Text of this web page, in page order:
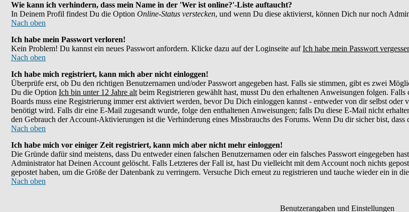
Wie kann ich verhindern, dass mein Name in der 'Wer ist online?'-Liste auftaucht?
In Deinem Profil findest Du die Option Online-Status verstecken, und wenn Du diese aktivierst, können Dich nur noch
Nach oben
Ich habe mein Passwort verloren!
Kein Problem! Du kannst ein neues Passwort anfordern. Klicke dazu auf der Loginseite aufIch habe mein Passwort
Nach oben
Ich habe mich registriert, kann mich aber nicht einloggen!
Überprüfe erst, ob Du den richtigen Benutzernamen und/oder Passwort angegeben hast. Falls sie stimmen, gibt es zwei
Du die Option Ich bin unter 12 Jahre alt beim Registrieren gewählt hast, musst Du den erhaltenen Anweisungen folgen.
Boards muss eine Registrierung immer erst aktiviert werden, bevor Du Dich einloggen kannst - entweder von dir selbst
benötigt wird. Falls dir eine E-Mail zugesandt wurde, folge den enthaltenen Anweisungen; falls Du diese E-Mail nicht
den Gebrauch der Account-Aktivierungen ist die Verhinderung eines Missbrauchs des Forums. Wenn Du dir sicher bist,
Nach oben
Ich habe mich vor einiger Zeit registriert, kann mich aber nicht mehr einloggen!
Die Gründe dafür sind meistens, dass Du entweder einen falschen Benutzernamen oder ein falsches Passwort eingegeben
Administrator hat Deinen Account gelöscht. Falls Letzteres der Fall ist, hast Du vielleicht mit dem Account noch nichts
gepostet haben, um die Größe der Datenbank zu verringern. Versuche Dich erneut zu registrieren und tauche wieder ein in
Nach oben
Benutzerangaben und Einstellungen